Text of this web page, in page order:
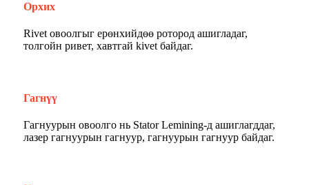
Орхих
Rivet овоолгыг ерөнхийдөө ротород ашигладаг,
толгойн ривет, хавтгай kivet байдаг.
Гагнүү
Гагнуурын овоолго нь Stator Lemining-д ашиглагддаг,
лазер гагнуурын гагнуур, гагнуурын гагнуур байдаг.